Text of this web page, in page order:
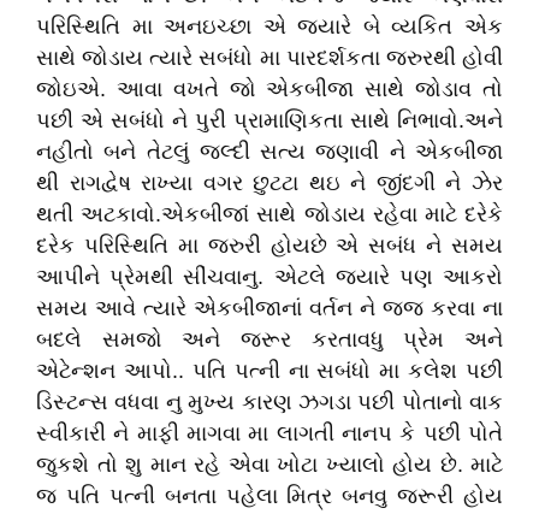
પરિસ્થિતિ મા અનઇચ્છા એ જયારે બે વ્યકિત એક
સાથે જોડાય ત્યારે સબંધો મા પારદર્શકતા જરુરથી હોવી
જોઇએ. આવા વખતે જો એકબીજા સાથે જોડાવ તો
પછી એ સબંધો ને પુરી પ્રામાણિકતા સાથે નિભાવો.અને
નહીતો બને તેટલું જલ્દી સત્ય જણાવી ને એકબીજા
થી રાગદ્વેષ રાખ્યા વગર છુટટા થઇ ને જીંદગી ને ઝેર
થતી અટકાવો.એકબીજાં સાથે જોડાય રહેવા માટે દરેકે
દરેક પરિસ્થિતિ મા જરુરી હોયછે એ સબંધ ને સમય
આપીને પ્રેમથી સીંચવાનુ. એટલે જયારે પણ આકરો
સમય આવે ત્યારે એકબીજાનાં વર્તન ને જજ કરવા ના
બદલે સમજો અને જરૂર કરતાવધુ પ્રેમ અને
એટેન્શન આપો.. પતિ પત્ની ના સબંધો મા કલેશ પછી
ડિસ્ટન્સ વધવા નુ મુખ્ય કારણ ઝગડા પછી પોતાનો વાક
સ્વીકારી ને માફી માગવા મા લાગતી નાનપ કે પછી પોતે
જુકશે તો શુ માન રહે એવા ખોટા ખ્યાલો હોય છે. માટે
જ પતિ પત્ની બનતા પહેલા મિત્ર બનવુ જરૂરી હોય